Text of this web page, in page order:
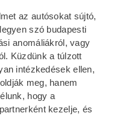
az autósokat sújtó,
szó budapesti
anomáliákról, vagy
Küzdünk a túlzott
intézkedések ellen,
meg, hanem
hogy a
kezelje, és